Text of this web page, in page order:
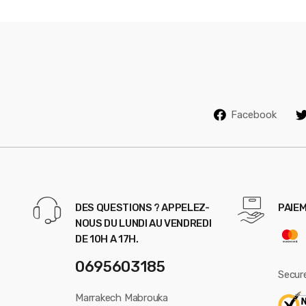
Facebook
DES QUESTIONS ? APPELEZ-
NOUS DU LUNDI AU VENDREDI
DE 10H A 17H.
0695603185
Marrakech Mabrouka